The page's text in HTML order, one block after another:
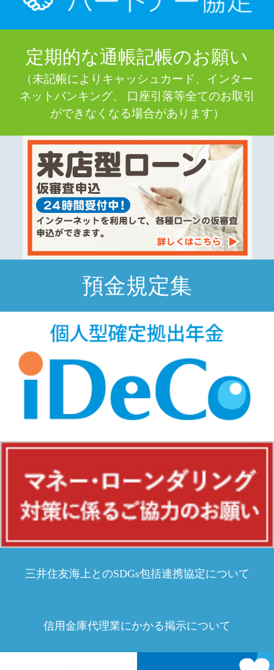
定期的な通帳記帳のお願い
（未記帳によりキャッシュカード、インター
ネットバンキング、 口座引落等全てのお取引
ができなくなる場合があります）
預金規定集
三井住友海上とのSDGs包括連携協定について
信用金庫代理業にかかる掲示について